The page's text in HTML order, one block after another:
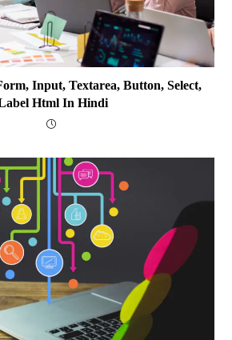
Input, Textarea, Button, Select,
Html In Hindi